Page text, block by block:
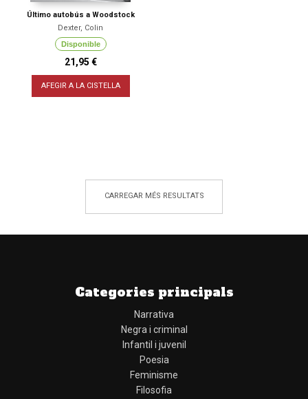
Último autobús a Woodstock
Dexter, Colin
Disponible
21,95 €
AFEGIR A LA CISTELLA
CARREGAR MÉS RESULTATS
Categories principals
Narrativa
Negra i criminal
Infantil i juvenil
Poesia
Feminisme
Filosofia